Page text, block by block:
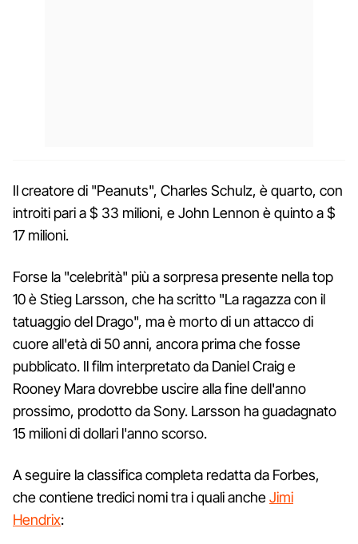
Il creatore di "Peanuts", Charles Schulz, è quarto, con
introiti pari a $ 33 milioni, e John Lennon è quinto a $
17 milioni.
Forse la "celebrità" più a sorpresa presente nella top
10 è Stieg Larsson, che ha scritto "La ragazza con il
tatuaggio del Drago", ma è morto di un attacco di
cuore all'età di 50 anni, ancora prima che fosse
pubblicato. Il film interpretato da Daniel Craig e
Rooney Mara dovrebbe uscire alla fine dell'anno
prossimo, prodotto da Sony. Larsson ha guadagnato
15 milioni di dollari l'anno scorso.
A seguire la classifica completa redatta da Forbes,
che contiene tredici nomi tra i quali ancheJimi
Hendrix: